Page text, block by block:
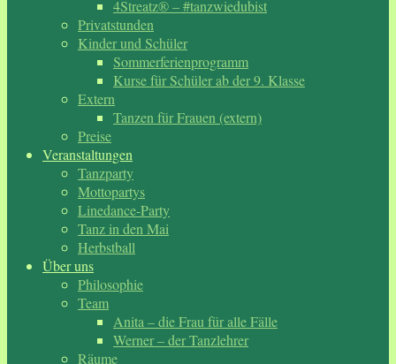
4Streatz® – #tanzwiedubist
Privatstunden
Kinder und Schüler
Sommerferienprogramm
Kurse für Schüler ab der 9. Klasse
Extern
Tanzen für Frauen (extern)
Preise
Veranstaltungen
Tanzparty
Mottopartys
Linedance-Party
Tanz in den Mai
Herbstball
Über uns
Philosophie
Team
Anita – die Frau für alle Fälle
Werner – der Tanzlehrer
Räume